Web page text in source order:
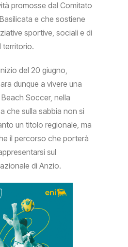
promosse dal Comitato
e che sostiene
sportive, sociali e di
territorio.
del 20 giugno,
dunque a vivere una
Soccer, nella
che sulla sabbia non si
un titolo regionale, ma
il percorso che porterà
sul
di Anzio.